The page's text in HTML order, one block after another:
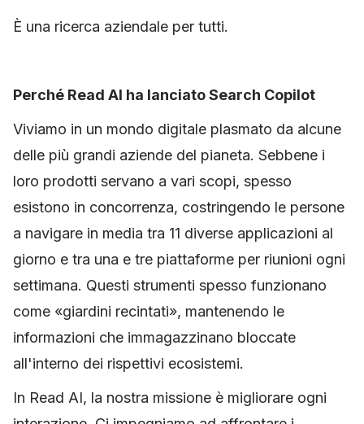
È una ricerca aziendale per tutti.
Perché Read AI ha lanciato Search Copilot
Viviamo in un mondo digitale plasmato da alcune
delle più grandi aziende del pianeta. Sebbene i
loro prodotti servano a vari scopi, spesso
esistono in concorrenza, costringendo le persone
a navigare in media tra 11 diverse applicazioni al
giorno e tra una e tre piattaforme per riunioni ogni
settimana. Questi strumenti spesso funzionano
come «giardini recintati», mantenendo le
informazioni che immagazzinano bloccate
all'interno dei rispettivi ecosistemi.
In Read AI, la nostra missione è migliorare ogni